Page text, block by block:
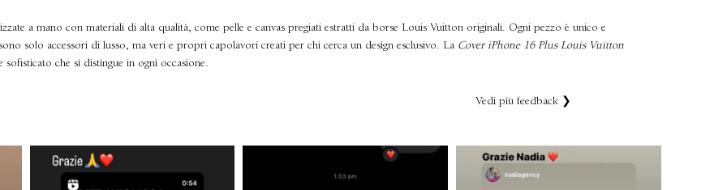
a mano con materiali di alta qualità, come pelle e canvas pregiati estratti da borse Louis Vuitton originali. Ogni pezzo è unico e
solo accessori di lusso, ma veri e propri capolavori creati per chi cerca un design esclusivo. La Cover iPhone 16 Plus Louis Vuitton
che si distingue in ogni occasione.
Vedi più feedback ❯